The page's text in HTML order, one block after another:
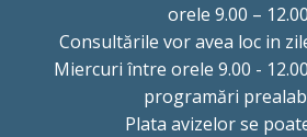
orele 9.00 – 12.00
Consultările vor avea loc in
Miercuri între orele 9.00 -
programări
Plata avizelor se